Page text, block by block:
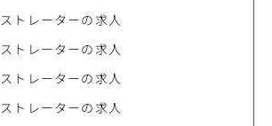
トレーターの求人
トレーターの求人
トレーターの求人
トレーターの求人